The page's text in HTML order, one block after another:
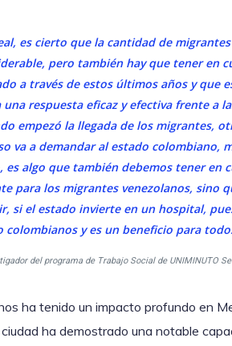
es cierto que la cantidad de
pero también hay que tener en
a través de estos últimos años y que
respuesta eficaz y efectiva frente a
empezó la llegada de los migrantes,
va a demandar al estado colombiano,
es algo que también debemos tener en
para los migrantes venezolanos, sino
si el estado invierte en un hospital,
colombianos y es un beneficio para
del programa de Trabajo Social de UNIMINUTO
ha tenido un impacto profundo en
ha demostrado una notable